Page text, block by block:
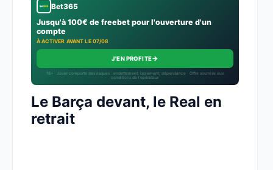
Bet365
Jusqu'à 100€ de freebet pour l'ouverture d'un
compte
À ACTIVER AVANT LE 07/08
J'EN PROFITE→
18+ · Jouer comporte des risques : endettement, isolement, dépendance · Offre soumise aux
conditions de l’opérateur.
Le Barça devant, le Real en
retrait